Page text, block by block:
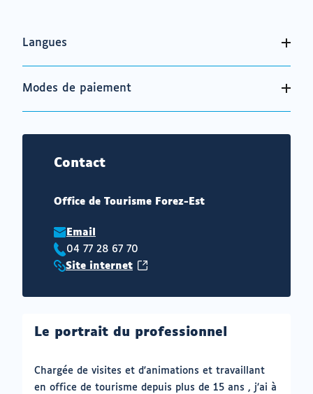
Langues
Modes de paiement
Contact
Office de Tourisme Forez-Est
Email
Téléphone
04 77 28 67 70
Site
Site internet(ouvrir
un
onglet)
Le portrait du professionnel
Chargée de visites et d'animations et travaillant
en office de tourisme depuis plus de 15 ans , j’ai à